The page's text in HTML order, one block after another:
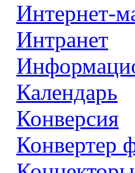
Интернет-
Интранет
Календарь
Конверсия
Конвертер